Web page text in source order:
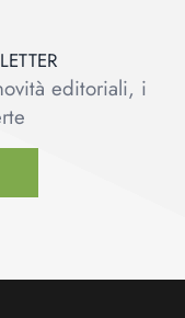
editoriali, i